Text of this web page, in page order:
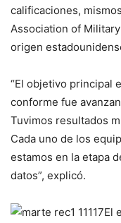
calificaciones,
Association of
origen
“El objetivo principal
conforme fue
Tuvimos resultados
Cada uno de los
estamos en la etapa
datos”, explicó.
El